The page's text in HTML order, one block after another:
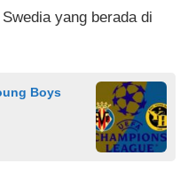
yang berada di
Boys